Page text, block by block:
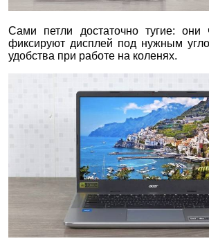
Сами петли достаточно тугие: они
фиксируют дисплей под нужным
удобства при работе на коленях.